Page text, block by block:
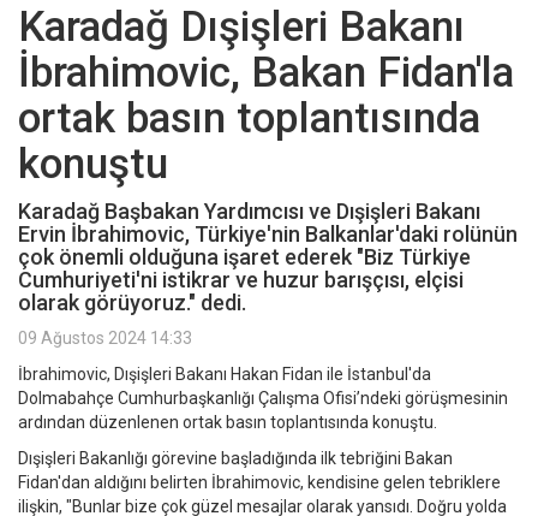
Karadağ Dışişleri Bakanı
İbrahimovic, Bakan Fidan'la
ortak basın toplantısında
konuştu
Karadağ Başbakan Yardımcısı ve Dışişleri Bakanı
Ervin İbrahimovic, Türkiye'nin Balkanlar'daki rolünün
çok önemli olduğuna işaret ederek "Biz Türkiye
Cumhuriyeti'ni istikrar ve huzur barışçısı, elçisi
olarak görüyoruz." dedi.
09 Ağustos 2024 14:33
İbrahimovic, Dışişleri Bakanı Hakan Fidan ile İstanbul'da
Dolmabahçe Cumhurbaşkanlığı Çalışma Ofisi’ndeki görüşmesinin
ardından düzenlenen ortak basın toplantısında konuştu.
Dışişleri Bakanlığı görevine başladığında ilk tebriğini Bakan
Fidan'dan aldığını belirten İbrahimovic, kendisine gelen tebriklere
ilişkin, "Bunlar bize çok güzel mesajlar olarak yansıdı. Doğru yolda